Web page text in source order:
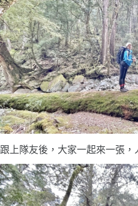
跟上隊友後，大家一起來一張